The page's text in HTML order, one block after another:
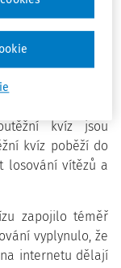
sdružení CZ.NIC,
losování mezi
a Kvízu PLUS,
kvíz jsou
kvíz poběží do
losování vítězů a
zapojilo téměř
vyplynulo, že
internetu dělají